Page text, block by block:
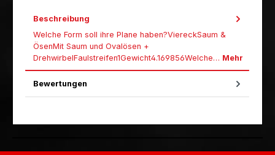
Beschreibung
Welche Form soll ihre Plane haben?ViereckSaum &
ÖsenMit Saum und Ovalösen +
DrehwirbelFaulstreifen1Gewicht4.169856Welche… Mehr
Bewertungen